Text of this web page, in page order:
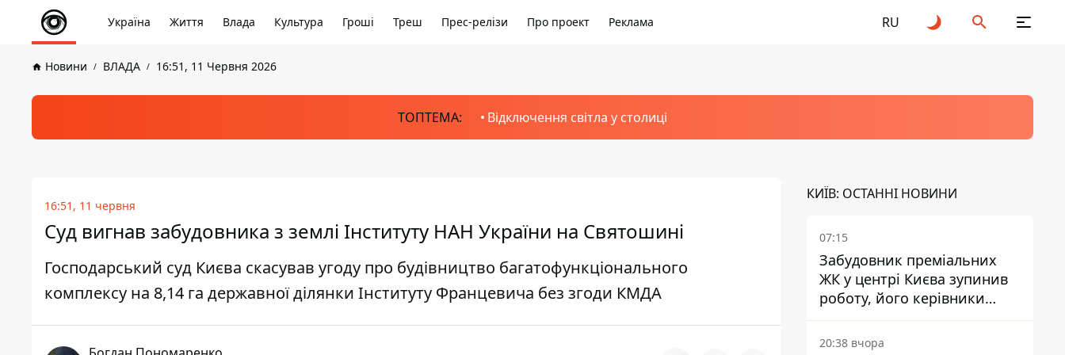
Україна Життя Влада Культура Гроші Треш Прес-релізи Про проект Реклама RU
Новини ВЛАДА 16:51, 11 Червня 2026
ТОПТЕМА: Відключення світла у столиці
16:51, 11 червня
Суд вигнав забудовника з землі Інституту НАН України на Святошині
Господарський суд Києва скасував угоду про будівництво багатофункціонального
комплексу на 8,14 га державної ділянки Інституту Францевича без згоди КМДА
КИЇВ: ОСТАННІ НОВИНИ
07:15
Забудовник преміальних
ЖК у центрі Києва зупинив
роботу, його керівники
втекли з України - Bihus.info
20:38 вчора